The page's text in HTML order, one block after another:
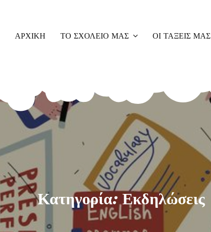
ΑΡΧΙΚΉ ΤΟ ΣΧΟΛΕΊΟ ΜΑΣ ΟΙ ΤΆΞΕΙΣ ΜΑΣ
Κατηγορία:Εκδηλώσεις